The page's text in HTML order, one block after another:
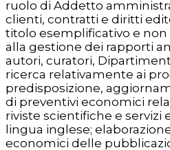
ruolo di Addetto
clienti, contratti e diritti
titolo esemplificativo e non
alla gestione dei rapporti
autori, curatori,
ricerca relativamente ai
predisposizione,
di preventivi economici
riviste scientifiche e servizi
lingua inglese;
economici delle